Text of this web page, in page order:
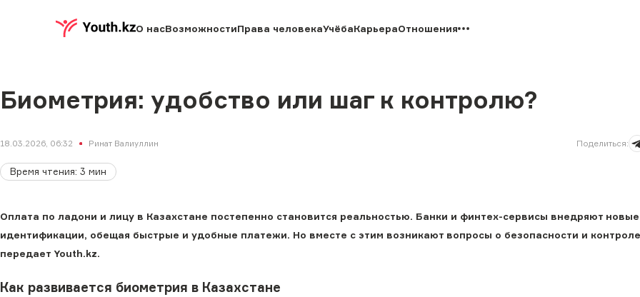
О насВозможностиПрава человекаУчёбаКарьераОтношения
Биометрия: удобство или шаг к контролю?
18.03.2026, 06:32 Ринат Валиуллин Поделиться:
Время чтения: 3 мин
Оплата по ладони и лицу в Казахстане постепенно становится реальностью. Банки и финтех-сервисы внедряют
идентификации, обещая быстрые и удобные платежи. Но вместе с этим возникают вопросы о безопасности и
передает Youth.kz.
Как развивается биометрия в Казахстане